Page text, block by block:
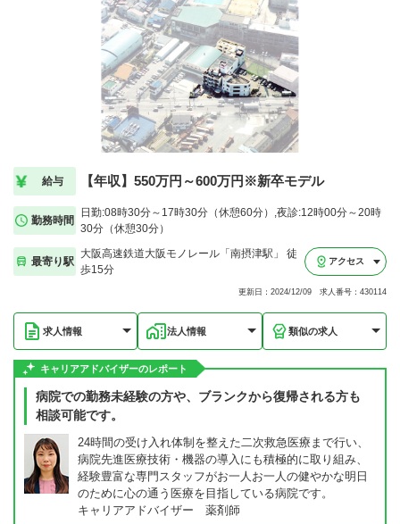
給与 【年収】550万円～600万円※新卒モデル
勤務時間
日勤:08時30分～17時30分（休憩60分）,夜診:12時00分～20時
30分（休憩30分）
最寄り駅
大阪高速鉄道大阪モノレール「南摂津駅」 徒
歩15分
アクセス
更新日：2024/12/09 求人番号：430114
求人情報 法人情報 類似の求人
キャリアアドバイザーのレポート
病院での勤務未経験の方や、ブランクから復帰される方も
相談可能です。
24時間の受け入れ体制を整えた二次救急医療まで行い、
病院先進医療技術・機器の導入にも積極的に取り組み、
経験豊富な専門スタッフがお一人お一人の健やかな明日
のために心の通う医療を目指している病院です。
キャリアアドバイザー 薬剤師